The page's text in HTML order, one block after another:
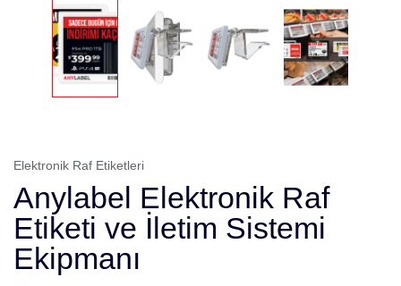
Elektronik Raf Etiketleri
Anylabel Elektronik Raf
Etiketi ve İletim Sistemi
Ekipmanı